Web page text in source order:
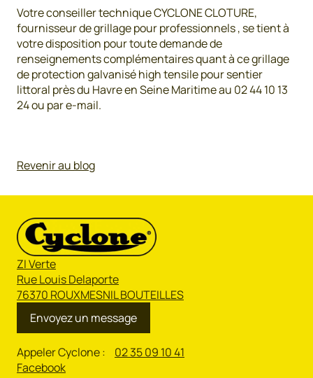
Votre conseiller technique CYCLONE CLOTURE,
fournisseur de grillage pour professionnels , se tient à
votre disposition pour toute demande de
renseignements complémentaires quant à ce grillage
de protection galvanisé high tensile pour sentier
littoral près du Havre en Seine Maritime au 02 44 10 13
24 ou par e-mail.
Revenir au blog
ZI Verte
Rue Louis Delaporte
76370 ROUXMESNIL BOUTEILLES
Envoyez un message
Appeler Cyclone : 02 35 09 10 41
Facebook